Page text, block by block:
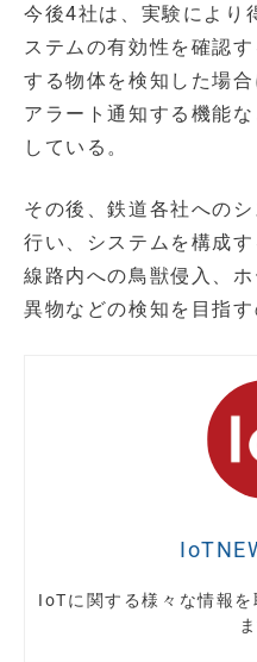
今後4社は、実験により
ステムの有効性を確認
する物体を検知した場
アラート通知する機能
している。
その後、鉄道各社への
行い、システムを構成
線路内への鳥獣侵入、
異物などの検知を目指す
IoTに関する様々な情報